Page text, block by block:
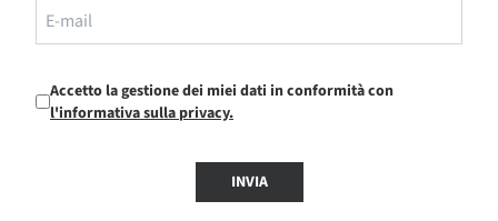
Accetto la gestione dei miei dati in conformità con
l'informativa sulla privacy.
INVIA